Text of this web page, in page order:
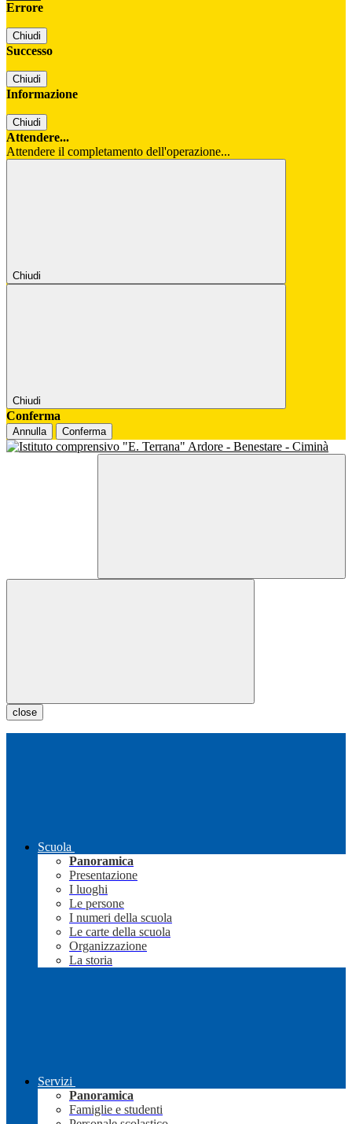
Errore
Chiudi
Successo
Chiudi
Informazione
Chiudi
Attendere...
Attendere il completamento dell'operazione...
Chiudi
Chiudi
Conferma
Annulla Conferma
close
Scuola
Panoramica
Presentazione
I luoghi
Le persone
I numeri della scuola
Le carte della scuola
Organizzazione
La storia
Servizi
Panoramica
Famiglie e studenti